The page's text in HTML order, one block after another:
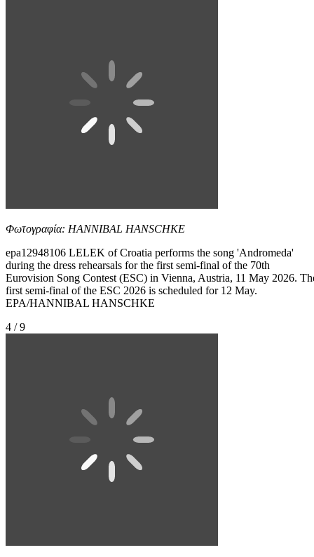
Φωτογραφία: HANNIBAL HANSCHKE
epa12948106 LELEK of Croatia performs the song 'Andromeda'
during the dress rehearsals for the first semi-final of the 70th
Eurovision Song Contest (ESC) in Vienna, Austria, 11 May 2026.
first semi-final of the ESC 2026 is scheduled for 12 May.
EPA/HANNIBAL HANSCHKE
4 / 9